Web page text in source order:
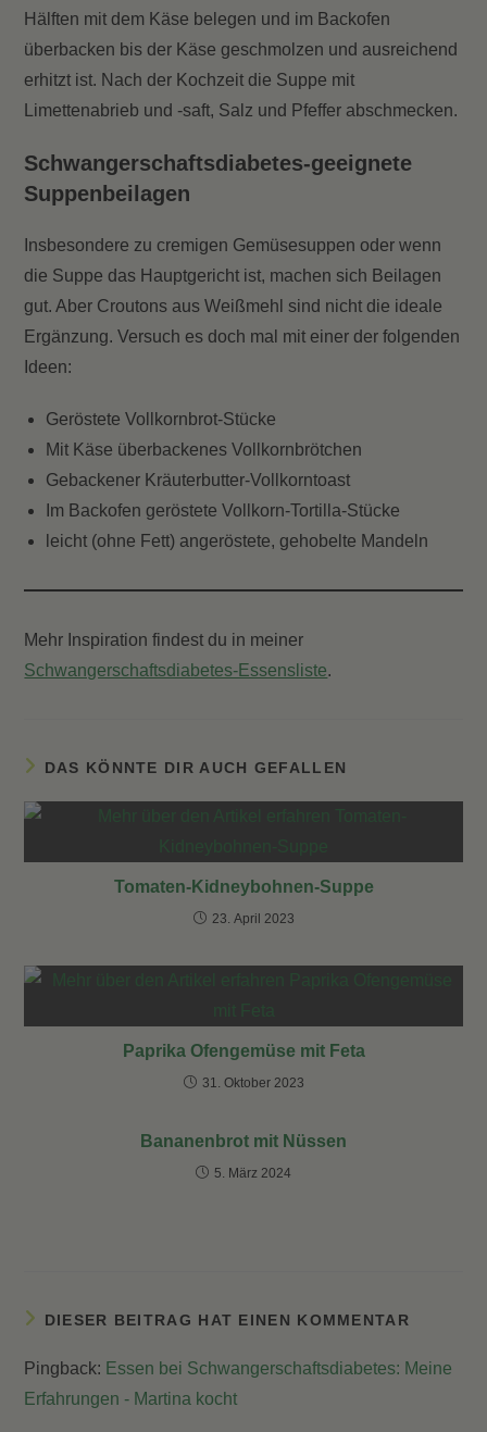
Hälften mit dem Käse belegen und im Backofen
überbacken bis der Käse geschmolzen und ausreichend
erhitzt ist. Nach der Kochzeit die Suppe mit
Limettenabrieb und -saft, Salz und Pfeffer abschmecken.
Schwangerschaftsdiabetes-geeignete
Suppenbeilagen
Insbesondere zu cremigen Gemüsesuppen oder wenn
die Suppe das Hauptgericht ist, machen sich Beilagen
gut. Aber Croutons aus Weißmehl sind nicht die ideale
Ergänzung. Versuch es doch mal mit einer der folgenden
Ideen:
Geröstete Vollkornbrot-Stücke
Mit Käse überbackenes Vollkornbrötchen
Gebackener Kräuterbutter-Vollkorntoast
Im Backofen geröstete Vollkorn-Tortilla-Stücke
leicht (ohne Fett) angeröstete, gehobelte Mandeln
Mehr Inspiration findest du in meiner
Schwangerschaftsdiabetes-Essensliste.
DAS KÖNNTE DIR AUCH GEFALLEN
Tomaten-Kidneybohnen-Suppe
23. April 2023
Paprika Ofengemüse mit Feta
31. Oktober 2023
Bananenbrot mit Nüssen
5. März 2024
DIESER BEITRAG HAT EINEN KOMMENTAR
Pingback: Essen bei Schwangerschaftsdiabetes: Meine
Erfahrungen - Martina kocht